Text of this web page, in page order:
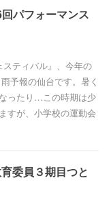
回パフォーマンス
スティバル』、今年の
予報の仙台です。暑く
ったり…この時期は少
すが、小学校の運動会
委員３期目つと